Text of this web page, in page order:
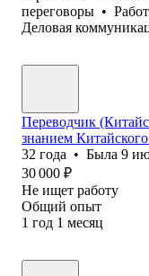
переговоры •
Деловая
Переводчик
знанием
32 года • Была 9
30 000 ₽
Не ищет работу
Общий опыт
1 год 1 месяц